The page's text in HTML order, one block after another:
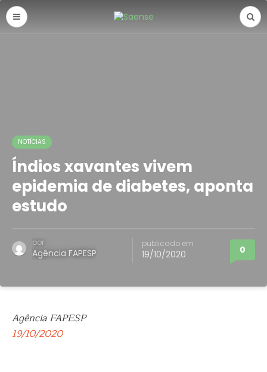
NOTÍCIAS
Índios xavantes vivem
epidemia de diabetes, aponta
estudo
por
Agência FAPESP
publicado em
19/10/2020 0
Agência FAPESP
19/10/2020